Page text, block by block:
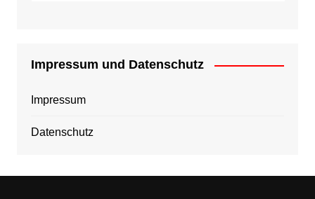
Impressum und Datenschutz
Impressum
Datenschutz